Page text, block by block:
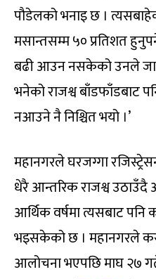
पौडेलको भनाइ छ ।
मसान्तसम्म ५० प्रतिशत
बढी आउन नसकेको उनले
भनेको राजश्व बाँडफाँडबाट
नआउने नै निश्चित भयो ।’
महानगरले घरजग्गा
धेरै आन्तरिक राजश्व
आर्थिक वर्षमा त्यसबाट पनि
भइसकेको छ । महानगरले
आलोचना भएपछि माघ २७